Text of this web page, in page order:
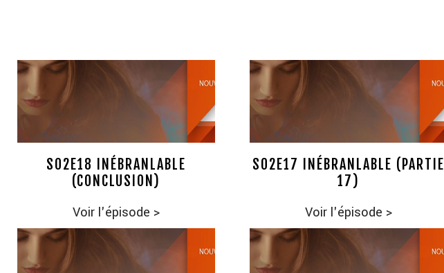
S02E18 INÉBRANLABLE
(CONCLUSION)
Voir l'épisode >
S02E17 INÉBRANLABLE (PARTIE
17)
Voir l'épisode >